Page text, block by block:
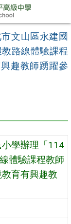
文山區永建國
路線體驗課程
趣教師踴躍參
學辦理「114
體驗課程教師
育有興趣教